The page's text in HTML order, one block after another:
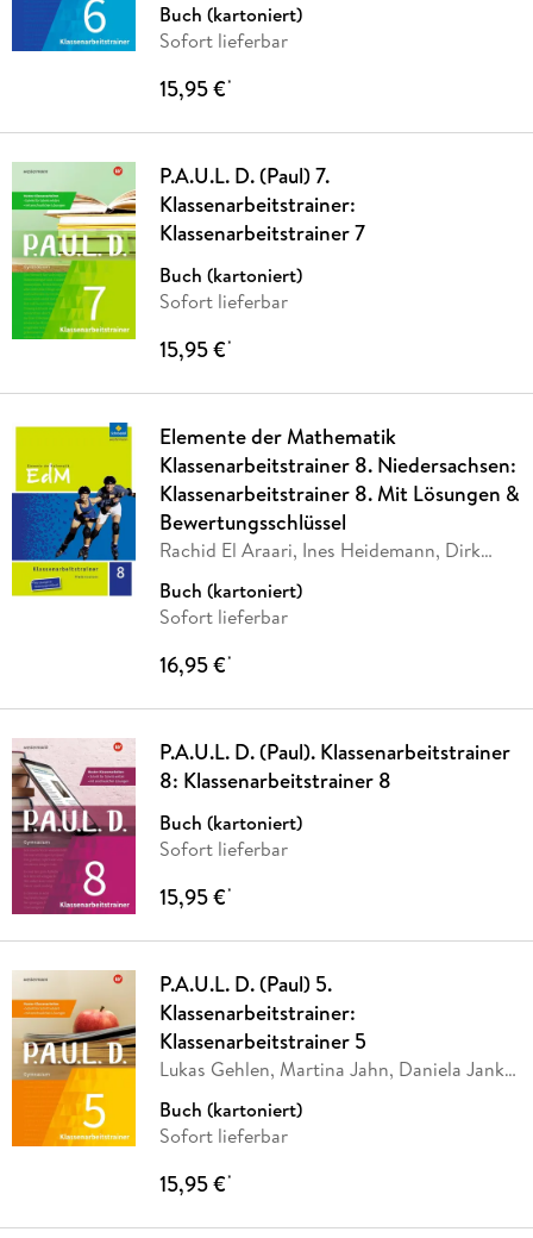
Buch (kartoniert)
Sofort lieferbar
15,95 €*
P.A.U.L. D. (Paul) 7.
Klassenarbeitstrainer:
Klassenarbeitstrainer 7
Buch (kartoniert)
Sofort lieferbar
15,95 €*
Elemente der Mathematik
Klassenarbeitstrainer 8. Niedersachsen:
Klassenarbeitstrainer 8. Mit Lösungen &
Bewertungsschlüssel
Rachid El Araari, Ines Heidemann, Dirk
Buch (kartoniert)
Sofort lieferbar
16,95 €*
P.A.U.L. D. (Paul). Klassenarbeitstrainer
8: Klassenarbeitstrainer 8
Buch (kartoniert)
Sofort lieferbar
15,95 €*
P.A.U.L. D. (Paul) 5.
Klassenarbeitstrainer:
Klassenarbeitstrainer 5
Lukas Gehlen, Martina Jahn, Daniela Janke,
Buch (kartoniert)
Sofort lieferbar
15,95 €*